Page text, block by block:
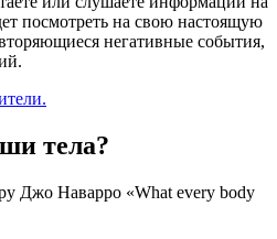
посмотреть на свою настоящую
негативные события,
тела?
Джо Наварро «What every body